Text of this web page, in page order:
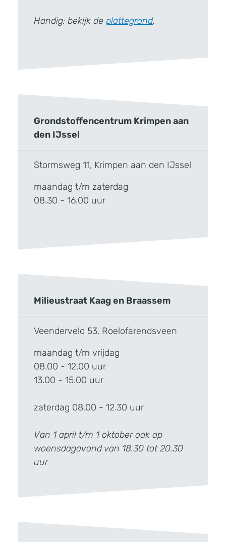
Handig: bekijk de plattegrond.
Grondstoffencentrum Krimpen aan
den IJssel
Stormsweg 11, Krimpen aan den IJssel
maandag t/m zaterdag
08.30 - 16.00 uur
Milieustraat Kaag en Braassem
Veenderveld 53, Roelofarendsveen
maandag t/m vrijdag
08.00 - 12.00 uur
13.00 - 15.00 uur
zaterdag 08.00 - 12.30 uur
Van 1 april t/m 1 oktober ook op
woensdagavond van 18.30 tot 20.30
uur